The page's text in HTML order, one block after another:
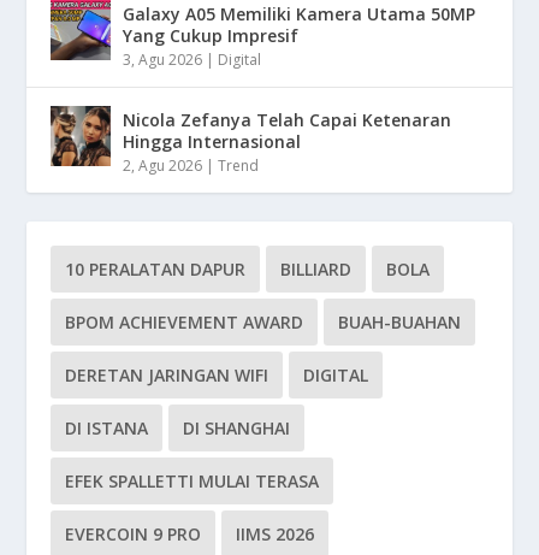
Galaxy A05 Memiliki Kamera Utama 50MP
Yang Cukup Impresif
3, Agu 2026 | Digital
Nicola Zefanya Telah Capai Ketenaran
Hingga Internasional
2, Agu 2026 |Trend
10 PERALATAN DAPUR BILLIARD BOLA
BPOM ACHIEVEMENT AWARD BUAH-BUAHAN
DERETAN JARINGAN WIFI DIGITAL
DI ISTANA DI SHANGHAI
EFEK SPALLETTI MULAI TERASA
EVERCOIN 9 PRO IIMS 2026